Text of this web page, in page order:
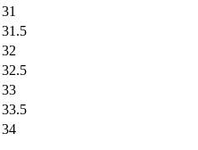
31
31.5
32
32.5
33
33.5
34